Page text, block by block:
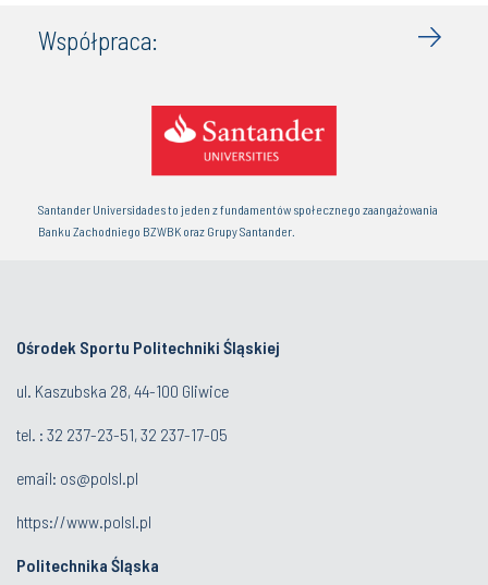
Współpraca:
Santander Universidades to jeden z fundamentów społecznego zaangażowania
Banku Zachodniego BZWBK oraz Grupy Santander.
Ośrodek Sportu Politechniki Śląskiej
ul. Kaszubska 28, 44-100 Gliwice
tel. : 32 237-23-51, 32 237-17-05
email: os@polsl.pl
https://www.polsl.pl
Politechnika Śląska